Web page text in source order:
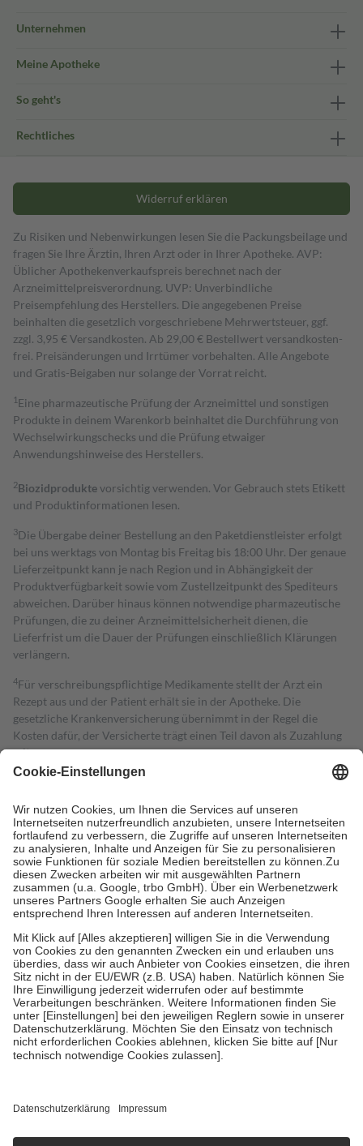
Unternehmen
Meine Apotheke
So geht's
Rechtliches
Widerruf erklären
Zu Risiken und Nebenwirkungen lesen Sie die Packungsbeilage und
fragen Sie Ihre Ärztin, Ihren Arzt oder in Ihrer Apotheke. AVP:
Üblicher Apothekenverkaufspreis berechnet nach der
Arzneimittelpreisverordnung. UVP: Unverbindliche
Preisempfehlung des Herstellers. Die angegebenen Preise
beinhalten die gesetzlich vorgeschriebene Mehrwertsteuer, ggf.
zzgl. 3,95 € Versandkosten. Ab 29,00 € Bestell­wert versand­kosten­
frei. Preisänderungen und Irrtümer vorbehalten. Alle Angebote
und Gratis-Beigaben nur solange der Vorrat reicht.
1 Eine pharmazeutische Prüfung der Arzneimittel und sonstigen
Produkte in deinem Warenkorb beinhaltet die Durchführung von
Wechselwirkungschecks und die Prüfung etwaiger
Anwendungshinweise des Herstellers.
2Biozidproduktevorsichtig verwenden. Vor Gebrauch stets Etikett
und Produktinformationen lesen.
3Die Übergabe deiner Bestellung an den Paketdienstleister erfolgt
bei uns werktags von Montag bis Freitag bis 18:00 Uhr. Der genaue
Lieferzeitpunkt kann je nach Region und in Abhängigkeit der
Produktverfügbarkeit sowie vom Zustellzeitpunkt des Spediteurs
abweichen. Darüber hinaus können notwendige pharmazeutische
Prüfungen, die zu deiner Arzneimittelsicherheit dienen, die
Lieferfrist um die Dauer der Prüfungen einschließlich Klärungen
verlängern.
4Für verschreibungspflichtige Medikamente stellt der Arzt ein
Rezept aus und der Patient erhält sie in der Apotheke. Die
gesetzliche Krankenversicherung übernimmt in der Regel die
Kosten dafür, der Versicherte trägt einen Teil davon als Zuzahlung
mit.
Grundsätzlich leisten Mitglieder Zuzahlungen in Höhe von zehn
höchstens zehn Euro.
Es sind jedoch nie mehr als die tatsächlichen
Kosten der Leistung zu entrichten.
Diese Regeln gelten grundsätzlich auch für Online-Apotheken.
Bei Heilmitteln und häuslicher Krankenpflege beträgt die
Zuzahlung zehn Prozent der Kosten sowie zehn Euro je
Verordnung.
Um das Engagement der Versicherten für ihre eigene Gesundheit zu
stärken und die besondere Stellung der Familie zu unterstützen,
fallenkeine Zuzahlungenan bei:
• Kindern und Jugendlichen bis zum vollendeten 18. Lebensjahr
mit Ausnahme der Fahrkosten
• Untersuchungen zur Vorsorge und Früherkennung, die von der
GKV getragen werden
• empfohlenen Schutzimpfungen
• Harn- und Blutteststreifen
getroffen, um sicherzustellen, dass es sich um echte Bewertungen
https://help.etrusted.com/hc/de/articles/4419944605341